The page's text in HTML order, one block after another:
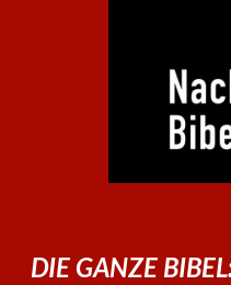
DIE GANZE